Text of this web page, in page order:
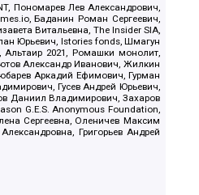
Пономарев Лев Александрович,
Баданин Роман Сергеевич,
Витальевна, The Insider SIA,
Юрьевич, Istories fonds, Шмагун
2021, Ромашки монолит,
Александр Иванович, Жилкин
Аркадий Ефимович, Гурман
Гусев Андрей Юрьевич,
Даниил Владимирович, Захаров
G.E.S. Anonymous Foundation,
Сергеевна, Оленичев Максим
Григорьев Андрей